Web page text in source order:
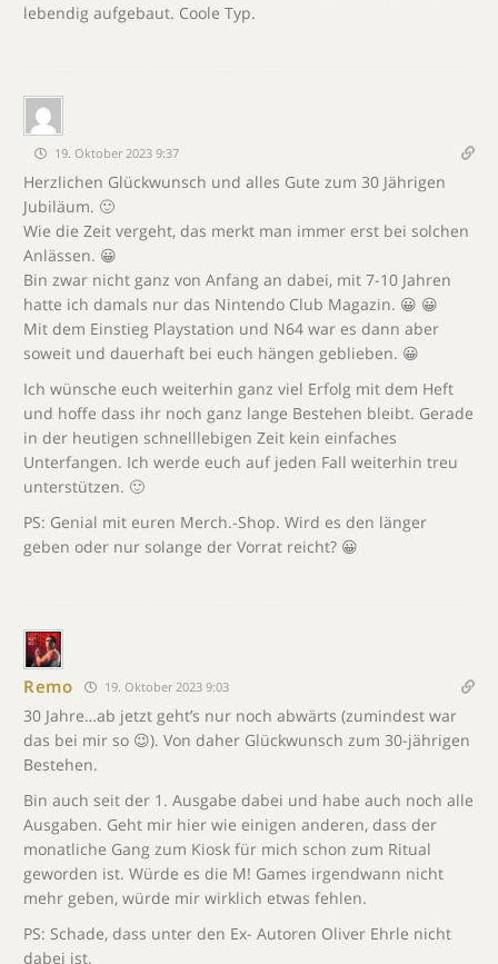
lebendig aufgebaut. Coole Typ.
19. Oktober 2023 9:37
Herzlichen Glückwunsch und alles Gute zum 30 Jährigen
Jubiläum. 🙂
Wie die Zeit vergeht, das merkt man immer erst bei solchen
Anlässen. 😀
Bin zwar nicht ganz von Anfang an dabei, mit 7-10 Jahren
hatte ich damals nur das Nintendo Club Magazin. 😀 😀
Mit dem Einstieg Playstation und N64 war es dann aber
soweit und dauerhaft bei euch hängen geblieben. 😀
Ich wünsche euch weiterhin ganz viel Erfolg mit dem Heft
und hoffe dass ihr noch ganz lange Bestehen bleibt. Gerade
in der heutigen schnelllebigen Zeit kein einfaches
Unterfangen. Ich werde euch auf jeden Fall weiterhin treu
unterstützen. 🙂
PS: Genial mit euren Merch.-Shop. Wird es den länger
geben oder nur solange der Vorrat reicht? 😀
Remo 19. Oktober 2023 9:03
30 Jahre…ab jetzt geht’s nur noch abwärts (zumindest war
das bei mir so 😉). Von daher Glückwunsch zum 30-jährigen
Bestehen.
Bin auch seit der 1. Ausgabe dabei und habe auch noch alle
Ausgaben. Geht mir hier wie einigen anderen, dass der
monatliche Gang zum Kiosk für mich schon zum Ritual
geworden ist. Würde es die M! Games irgendwann nicht
mehr geben, würde mir wirklich etwas fehlen.
PS: Schade, dass unter den Ex- Autoren Oliver Ehrle nicht
dabei ist.